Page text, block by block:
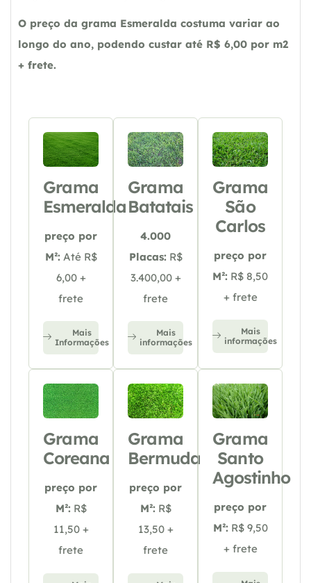
O preço da grama Esmeralda costuma variar ao
longo do ano, podendo custar até R$ 6,00 por m2
+ frete.
Grama
Esmeralda
preço por
M²: Até R$
6,00 +
frete
Mais
Informações
Grama
Batatais
4.000
Placas: R$
3.400,00 +
frete
Mais
informações
Grama
São
Carlos
preço por
M²: R$ 8,50
+ frete
Mais
informações
Grama
Coreana
preço por
M²: R$
11,50 +
frete
Grama
Bermuda
preço por
M²: R$
13,50 +
frete
Grama
Santo
Agostinho
preço por
M²: R$ 9,50
+ frete